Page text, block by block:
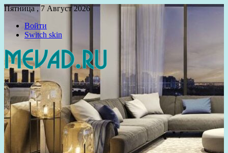
Пятница , 7 Август 2026
Войти
Switch skin